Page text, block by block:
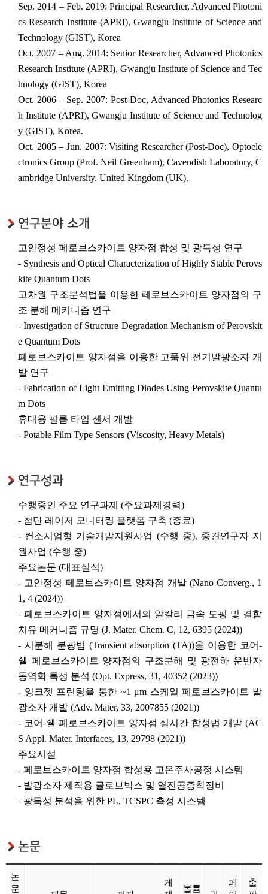
Sep. 2014 – Feb. 2019: Principal Researcher, Advanced Photoni
cs Research Institute (APRI), Gwangju Institute of Science and
Technology (GIST), Korea
Oct. 2007 – Aug. 2014: Senior Researcher, Advanced Photonics
Research Institute (APRI), Gwangju Institute of Science and Tec
hnology (GIST), Korea
Oct. 2006 – Sep. 2007: Post-Doc, Advanced Photonics Researc
h Institute (APRI), Gwangju Institute of Science and Technolog
y (GIST), Korea.
Oct. 2005 – Jun. 2007: Visiting Researcher (Post-Doc), Optoele
ctronics Group (Prof. Neil Greenham), Cavendish Laboratory, C
ambridge University, United Kingdom (UK).
연구분야 소개
고안정성 페로브스카이트 양자점 합성 및 광특성 연구
- Synthesis and Optical Characterization of Highly Stable Perovs
kite Quantum Dots
고차원 구조분석법을 이용한 페로브스카이트 양자점의 구
조 분해 메커니즘 연구
- Investigation of Structure Degradation Mechanism of Perovskit
e Quantum Dots
페로브스카이트 양자점을 이용한 고품위 전기발광소자 개
발 연구
- Fabrication of Light Emitting Diodes Using Perovskite Quantu
m Dots
휴대용 필름 타입 센서 개발
- Potable Film Type Sensors (Viscosity, Heavy Metals)
연구성과
수행중인 주요 연구과제 (주요과제경력)
- 첨단 레이저 모니터링 플랫폼 구축 (종료)
- 컨소시엄형 기술개발지원사업 (수행 중), 중견연구자 지
원사업 (수행 중)
주요논문 (대표실적)
- 고안정성 페로브스카이트 양자점 개발 (Nano Converg., 1
1, 4 (2024))
- 페로브스카이트 양자점에서의 알칼리 금속 도핑 및 결함
치유 메커니즘 규명 (J. Mater. Chem. C, 12, 6395 (2024))
- 시분해 분광법 (Transient absorption (TA))을 이용한 코어-
쉘 페로브스카이트 양자점의 구조분해 및 광전하 운반자
동역학 특성 분석 (Opt. Express, 31, 40352 (2023))
- 잉크젯 프린팅을 통한 ~1 μm 스케일 페로브스카이트 발
광소자 개발 (Adv. Mater, 33, 2007855 (2021))
- 코어-쉘 페로브스카이트 양자점 실시간 합성법 개발 (AC
S Appl. Mater. Interfaces, 13, 29798 (2021))
주요시설
- 페로브스카이트 양자점 합성용 고온주사공정 시스템
- 발광소자 제작용 글로브박스 및 열진공증착장비
- 광특성 분석을 위한 PL, TCSPC 측정 시스템
논문
논
문
게
볼륨
페
출